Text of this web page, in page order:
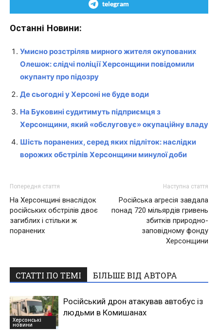
telegram
Останні Новини:
Умисно розстріляв мирного жителя окупованих
Олешок: слідчі поліції Херсонщини повідомили
окупанту про підозру
Де сьогодні у Херсоні не буде води
На Буковині судитимуть підприємця з
Херсонщини, який «обслуговує» окупаційну владу
Шість поранених, серед яких підліток: наслідки
ворожих обстрілів Херсонщини минулої доби
Попередня стаття
На Херсонщині внаслідок
російських обстрілів двоє
загиблих і стільки ж
поранених
Наступна стаття
Російська агресія завдала
понад 720 мільярдів гривень
збитків природно-
заповідному фонду
Херсонщини
СТАТТІ ПО ТЕМІ БІЛЬШЕ ВІД АВТОРА
Херсонські
новини
Російський дрон атакував автобус із
людьми в Комишанах